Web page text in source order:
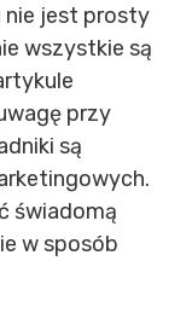
jest prosty
wszystkie są
przy
są
świadomą
w sposób